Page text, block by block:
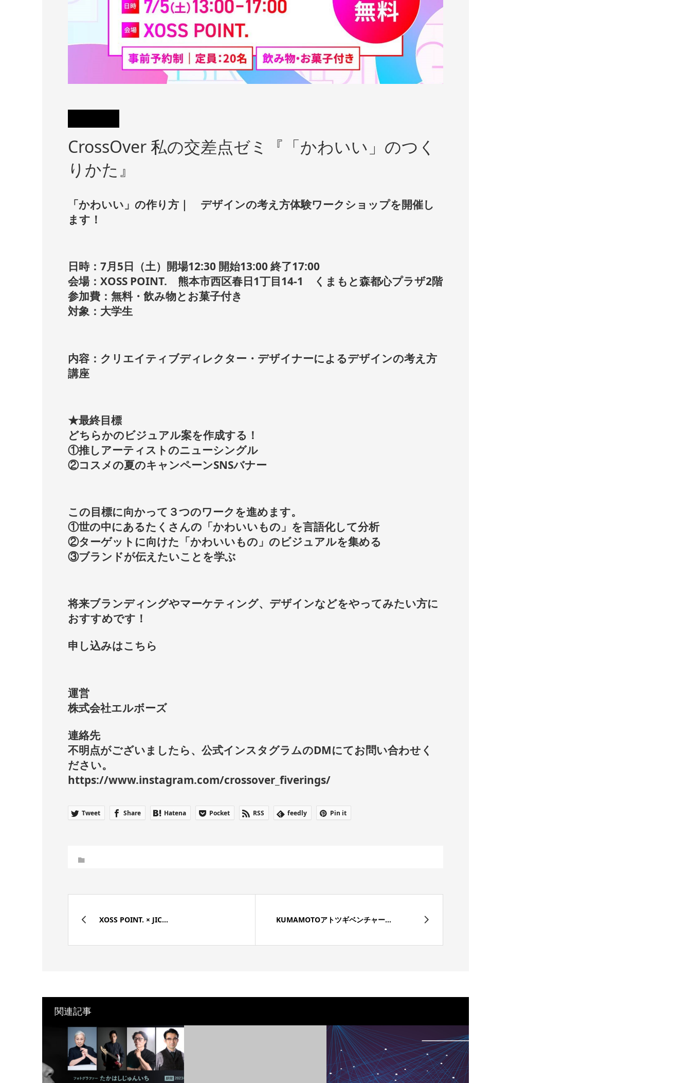
CrossOver 私の交差点ゼミ『「かわいい」のつく
りかた』
「かわいい」の作り方｜ デザインの考え方体験ワークショップを開催し
ます！
日時：7月5日（土）開場12:30 開始13:00 終了17:00
会場：XOSS POINT. 熊本市西区春日1丁目14-1 くまもと森都心プラザ2階
参加費：無料・飲み物とお菓子付き
対象：大学生
内容：クリエイティブディレクター・デザイナーによるデザインの考え方
講座
★最終目標
どちらかのビジュアル案を作成する！
①推しアーティストのニューシングル
②コスメの夏のキャンペーンSNSバナー
この目標に向かって３つのワークを進めます。
①世の中にあるたくさんの「かわいいもの」を言語化して分析
②ターゲットに向けた「かわいいもの」のビジュアルを集める
③ブランドが伝えたいことを学ぶ
将来ブランディングやマーケティング、デザインなどをやってみたい方に
おすすめです！
申し込みはこちら
運営
株式会社エルボーズ
連絡先
不明点がございましたら、公式インスタグラムのDMにてお問い合わせく
ださい。
https://www.instagram.com/crossover_fiverings/
Tweet Share Hatena Pocket RSS feedly Pin it
XOSS POINT. × JIC... KUMAMOTOアトツギベンチャー...
関連記事